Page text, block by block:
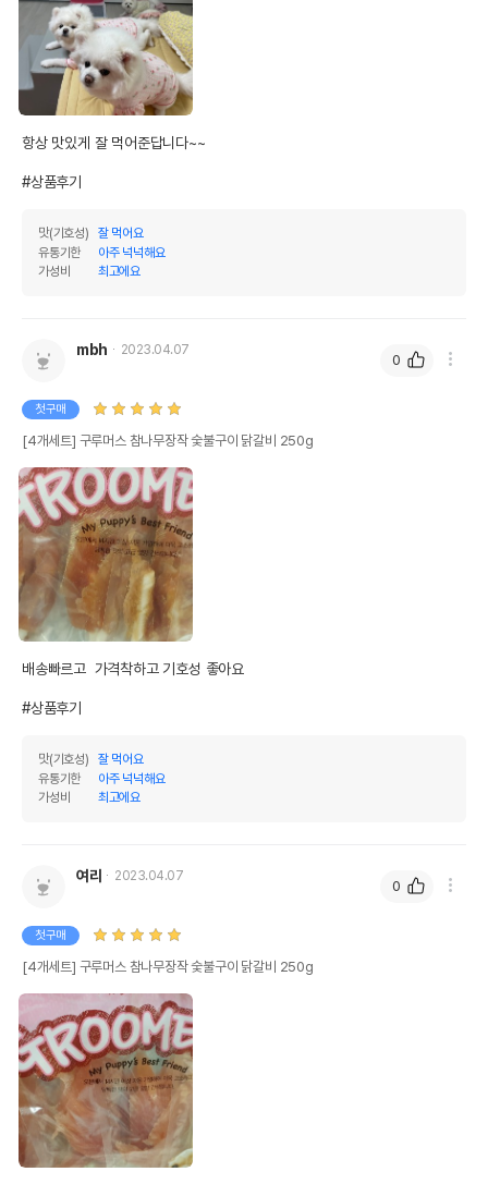
항상 맛있게 잘 먹어준답니다~~
#상품후기
맛(기호성)
잘 먹어요
유통기한
아주 넉넉해요
가성비
최고에요
mbh 2023.04.07
첫구매
[4개세트] 구루머스 참나무장작 숯불구이 닭갈비 250g
배송빠르고  가격착하고 기호성 좋아요
#상품후기
맛(기호성)
잘 먹어요
유통기한
아주 넉넉해요
가성비
최고에요
0
여리 2023.04.07
첫구매
[4개세트] 구루머스 참나무장작 숯불구이 닭갈비 250g
0